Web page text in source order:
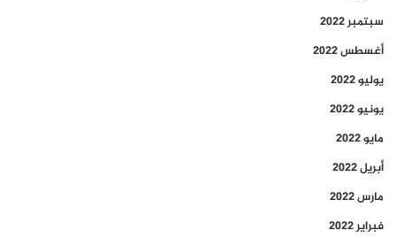
سبتمبر 2022
أغسطس 2022
يوليو 2022
يونيو 2022
مايو 2022
أبريل 2022
مارس 2022
فبراير 2022